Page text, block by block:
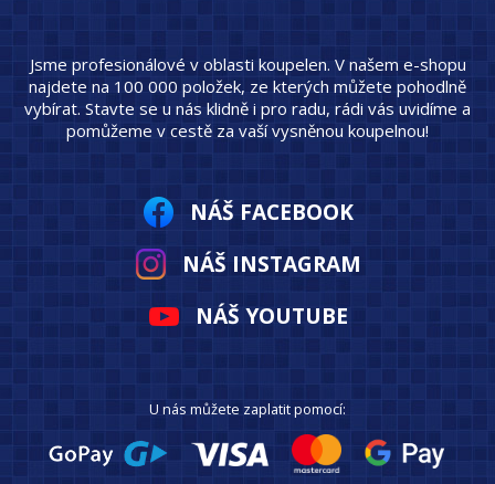
Jsme profesionálové v oblasti koupelen. V našem e-shopu
najdete na 100 000 položek, ze kterých můžete pohodlně
vybírat. Stavte se u nás klidně i pro radu, rádi vás uvidíme a
pomůžeme v cestě za vaší vysněnou koupelnou!
NÁŠ FACEBOOK
NÁŠ INSTAGRAM
NÁŠ YOUTUBE
U nás můžete zaplatit pomocí: